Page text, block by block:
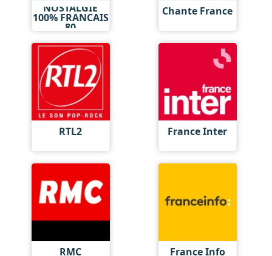
NOSTALGIE
100% FRANCAIS
80
Chante France
RTL2 France Inter
RMC France Info